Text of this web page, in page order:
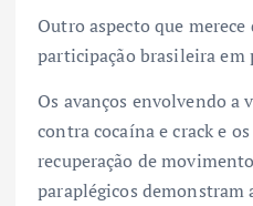
Outro aspecto que merece
participação brasileira em
Os avanços envolvendo a
contra cocaína e crack e
recuperação de
paraplégicos demonstram